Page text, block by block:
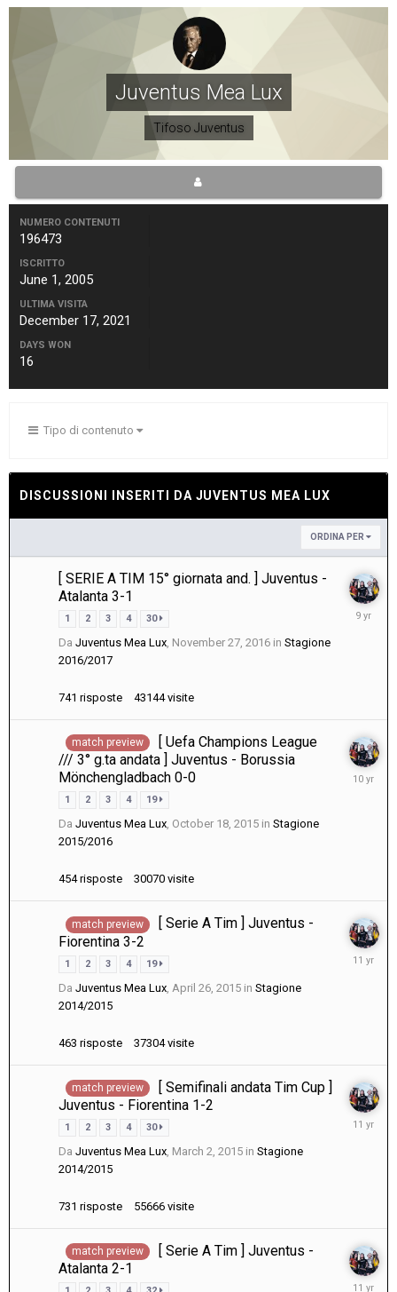
Juventus Mea Lux
Tifoso Juventus
NUMERO CONTENUTI
196473
ISCRITTO
June 1, 2005
ULTIMA VISITA
December 17, 2021
DAYS WON
16
Tipo di contenuto
DISCUSSIONI INSERITI DA JUVENTUS MEA LUX
ORDINA PER
[ SERIE A TIM 15° giornata and. ] Juventus -
Atalanta 3-1
1 2 3 4 30
Da Juventus Mea Lux, November 27, 2016 in Stagione
2016/2017
741 risposte 43144 visite
match preview
[ Uefa Champions League
/// 3° g.ta andata ] Juventus - Borussia
Mönchengladbach 0-0
1 2 3 4 19
Da Juventus Mea Lux, October 18, 2015 in Stagione
2015/2016
454 risposte 30070 visite
October
match preview
[ Serie A Tim ] Juventus -
Fiorentina 3-2
1 2 3 4 19
Da Juventus Mea Lux April 26, 2015 in Stagione
2014/2015
463 risposte 37304 visite
April
match preview
[ Semifinali andata Tim Cup ]
Juventus - Fiorentina 1-2
1 2 3 4 30
Da Juventus Mea Lux March 2, 2015 in Stagione
2014/2015
731 risposte 55666 visite
March
match preview
[ Serie A Tim ] Juventus -
Atalanta 2-1
February